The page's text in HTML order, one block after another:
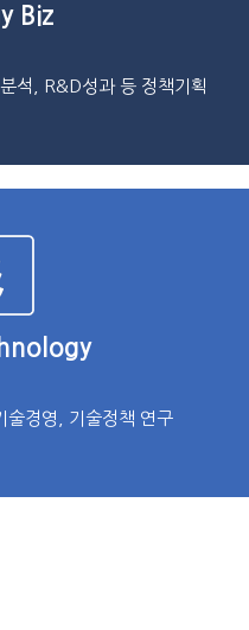
Biz
석, R&D성과 등 정책기획
술경영, 기술정책 연구